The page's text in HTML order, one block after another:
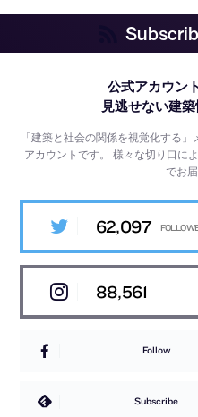
公式アカウン
見逃せない建
「建築と社会の関係を視覚化する
アカウントです。様々な切り口に
でお
62,097
88,561
Follow
Subscribe